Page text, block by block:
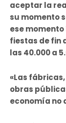
aceptar la
su momento
ese
fiestas de fin
las 40.000 a
«Las
obras
economía no